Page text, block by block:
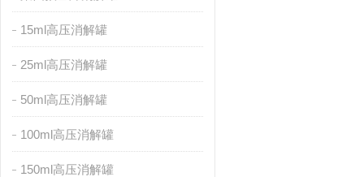
15ml高压消解罐
25ml高压消解罐
50ml高压消解罐
100ml高压消解罐
150ml高压消解罐